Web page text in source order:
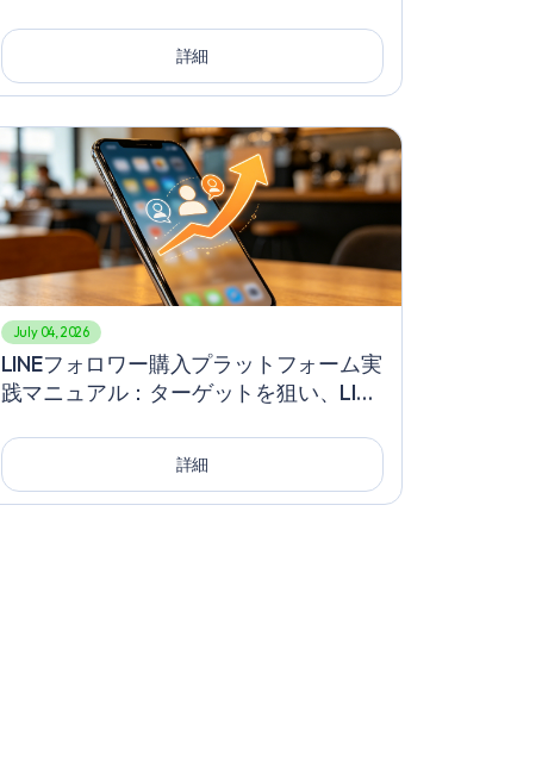
LINE友達を増やすための割引以外の革新
的アプローチ
詳細
July 04, 2026
LINEフォロワー購入プラットフォーム実
践マニュアル：ターゲットを狙い、LINE
ニック
詳細